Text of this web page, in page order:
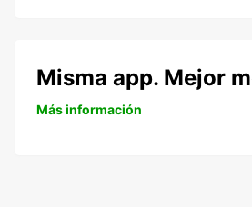
Misma app. Mejor
Más información